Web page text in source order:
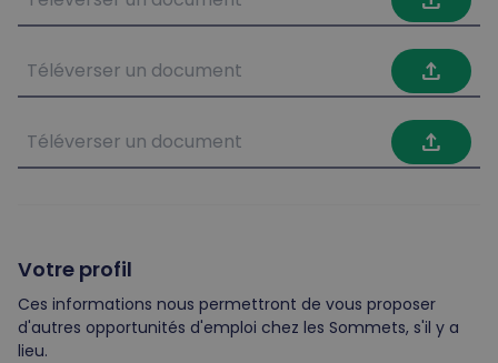
file_upload
file_upload
Votre profil
Ces informations nous permettront de vous proposer
d'autres opportunités d'emploi chez les Sommets, s'il y a
lieu.